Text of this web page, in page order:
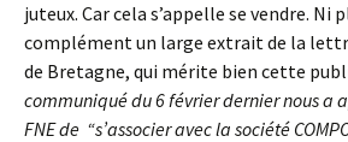
juteux. Car cela s’appelle se vendre. Ni
complément un large extrait de la
de Bretagne, qui mérite bien cette
communiqué du 6 février dernier nous a
FNE de “s’associer avec la société